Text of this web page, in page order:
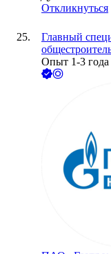
Откликнуться
Главный
Опыт 1-3 года